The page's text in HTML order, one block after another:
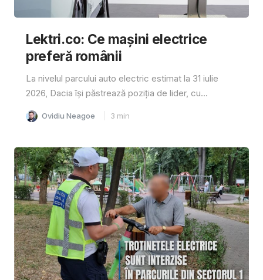
Lektri.co: Ce mașini electrice
preferă românii
La nivelul parcului auto electric estimat la 31 iulie
2026, Dacia își păstrează poziția de lider, cu...
Ovidiu Neagoe 3 min